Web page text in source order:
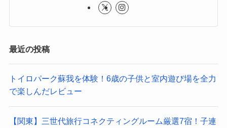
最近の投稿
トイロパーク蘇我を体験！6歳の子供と室内遊び場を全力
で楽しんだレビュー
【関東】三世代旅行コネクティングルーム厳選7宿！子連